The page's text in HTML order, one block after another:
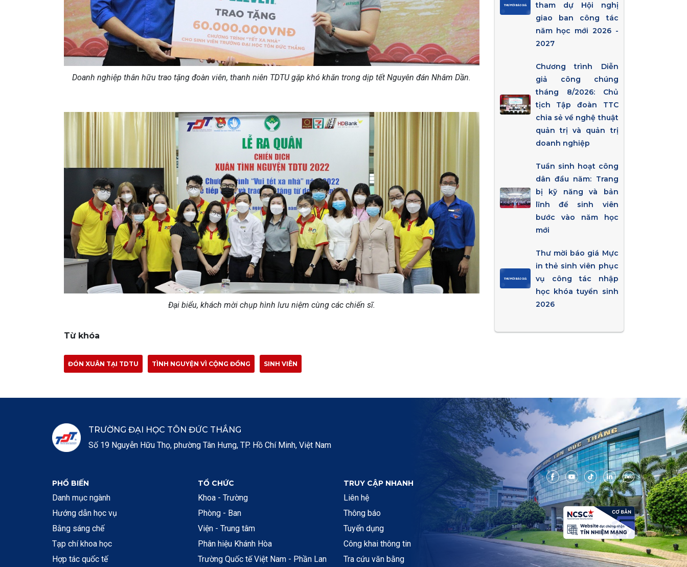
Doanh nghiệp thân hữu trao tặng đoàn viên, thanh niên TDTU gặp khó khăn trong dịp tết Nguyên đán Nhâm Dần.
Đại biểu, khách mời chụp hình lưu niệm cùng các chiến sĩ.
Từ khóa
ĐÓN XUÂN TẠI TDTU TÌNH NGUYỆN VÌ CỘNG ĐỒNG SINH VIÊN
tham dự Hội nghị
giao ban công tác
năm học mới 2026 -
2027
Chương trình Diễn
giả công chúng
tháng 8/2026: Chủ
tịch Tập đoàn TTC
chia sẻ về nghệ thuật
quản trị và quản trị
doanh nghiệp
Tuần sinh hoạt công
dân đầu năm: Trang
bị kỹ năng và bản
lĩnh để sinh viên
bước vào năm học
mới
Thư mời báo giá Mực
in thẻ sinh viên phục
vụ công tác nhập
học khóa tuyển sinh
2026
TRƯỜNG ĐẠI HỌC TÔN ĐỨC THẮNG
Số 19 Nguyễn Hữu Thọ, phường Tân Hưng, TP. Hồ Chí Minh, Việt Nam
PHỔ BIẾN
Danh mục ngành
Hướng dẫn học vụ
Bằng sáng chế
Tạp chí khoa học
Hợp tác quốc tế
TỔ CHỨC
Khoa - Trường
Phòng - Ban
Viện - Trung tâm
Phân hiệu Khánh Hòa
Trường Quốc tế Việt Nam - Phần Lan
TRUY CẬP NHANH
Liên hệ
Thông báo
Tuyển dụng
Công khai thông tin
Tra cứu văn bằng